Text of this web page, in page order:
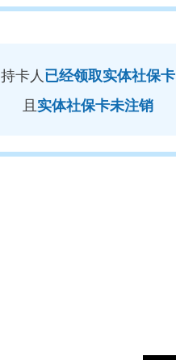
持卡人已经领取实体社保卡
且实体社保卡未注销